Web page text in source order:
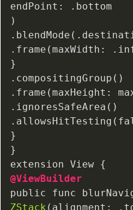
endPoint: .bottom
)
.frame(maxWidth:
.compositingGroup
.frame
.ignoresSafeArea
.allowsHitTesting
}
}
@ViewBuilder
ZStack (alignment: